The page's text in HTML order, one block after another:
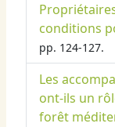
conditions
pp. 124-127.
Les
ont-ils un
forêt